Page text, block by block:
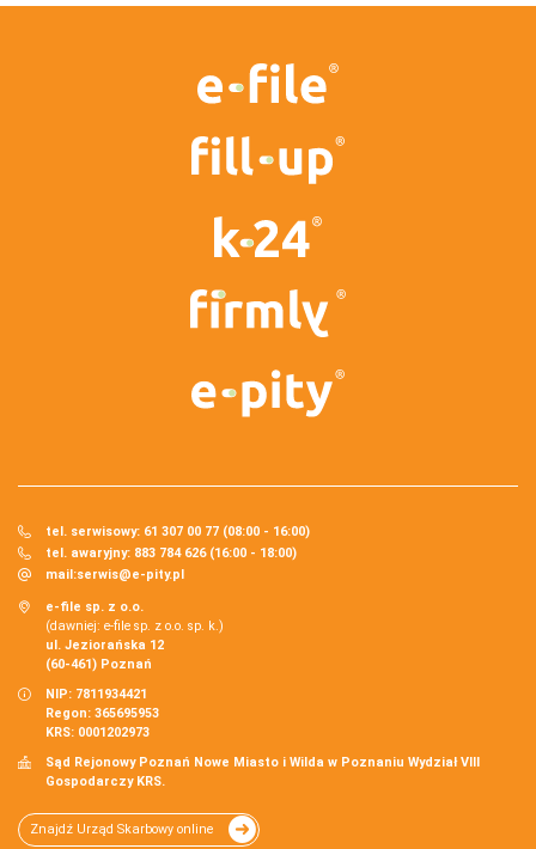
tel. serwisowy: 61 307 00 77 (08:00 - 16:00)
tel. awaryjny: 883 784 626 (16:00 - 18:00)
mail:serwis@e-pity.pl
e-file sp. z o.o.
(dawniej: e-file sp. z o.o. sp. k.)
ul. Jeziorańska 12
(60-461) Poznań
NIP: 7811934421
Regon: 365695953
KRS: 0001202973
Sąd Rejonowy Poznań Nowe Miasto i Wilda w Poznaniu Wydział VIII
Gospodarczy KRS.
Znajdź Urząd Skarbowy online